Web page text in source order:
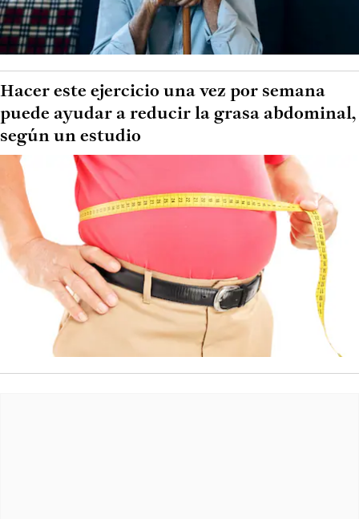
Hacer este ejercicio una vez por semana
puede ayudar a reducir la grasa abdominal,
según un estudio